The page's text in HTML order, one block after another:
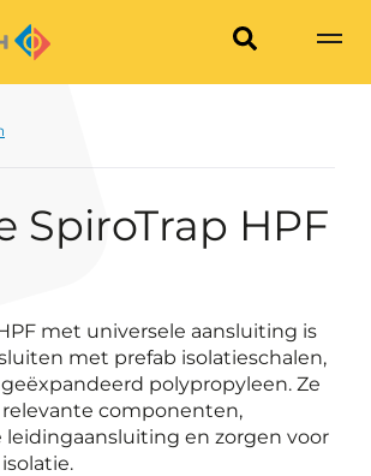
SpiroTrap HPF
met universele aansluiting is
met prefab isolatieschalen,
polypropyleen. Ze
componenten,
leidingaansluiting en zorgen voor